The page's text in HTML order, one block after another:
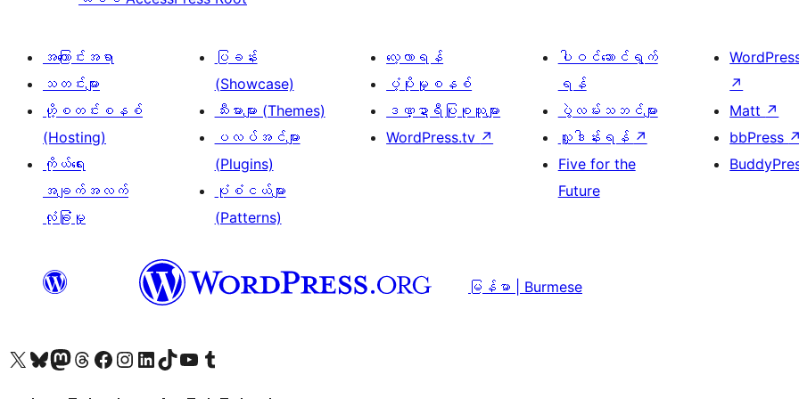
အကြောင်းအရာ
သတင်းများ
ဟို့စတင်းစနစ်
(Hosting)
ကိုယ်ရေး
အချက်အလက်
လုံခြုံမှု
ပြခန်း
(Showcase)
သီးမားများ (Themes)
ပလပ်အင်များ
(Plugins)
ပုံစံငယ်များ
(Patterns)
လေ့လာရန်
ပံ့ပိုးမှုစနစ်
ဒဏ္ဍာရီပြုစုသူများ
WordPress.tv ↗
ပါဝင်ဆောင်ရွက်
ရန်
ပွဲလမ်းသဘင်များ
လှူဒါန်းရန် ↗
Five for the
Future
↗
Matt ↗
bbPress ↗
မြန်မာ | Burmese
ကျွန်ုပ်တို့၏ X (ယခင် Twitter) အကောင့်သို့ သွားရောက်ကြည့်ရှုပါကျွန်ုပ်တို့၏ Bluesky အကောင့်သို့ ဝင်ရောက်ကြည့်ရှုရန်
ကျွန်ုပ်တို့၏ Mastodon အကောင့်သို့ သွားရောက်ကြည့်ရှုပါကျွန်ုပ်တို့၏ Threads အကောင့်သို့ ဝင်ရောက်ကြည့်ရှုရန်
ကျွန်ုပ်တို့၏ Facebook စာမျက်နှာသို့ သွားရောက်ကြည့်ရှုပါကျွန်ုပ်တို့၏ Instagram အကောင့်သို့ သွားရောက်ကြည့်ရှုပါ ကျွန်ုပ်တို့၏ LinkedIn အကောင့်သို့ သွားရောက်ကြည့်ရှုပါကျွန်ုပ်တို့၏ TikTok အကောင့်သို့ ဝင်ရောက်ကြည့်ရှုရန်
ကျွန်ုပ်တို့၏ YouTube ချန်နယ်သို့ သွားရောက်ကြည့်ရှုပါ ကျွန်ုပ်တို့၏ Tumblr အကောင့်သို့ ဝင်ရောက်ကြည့်ရှုရန်